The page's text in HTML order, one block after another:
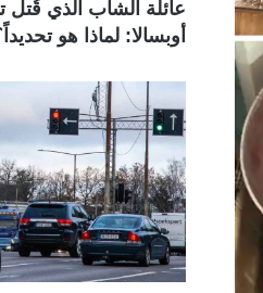
عائلة الشاب الذي
أوبسالا: لماذا هو